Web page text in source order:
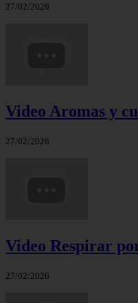
27/02/2026
Video Aromas y
27/02/2026
Video Respirar
27/02/2026